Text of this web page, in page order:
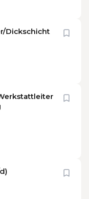
Dickschicht